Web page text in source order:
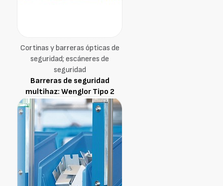
Cortinas y barreras ópticas de
seguridad; escáneres de
seguridad
Barreras de seguridad
multihaz: Wenglor Tipo 2